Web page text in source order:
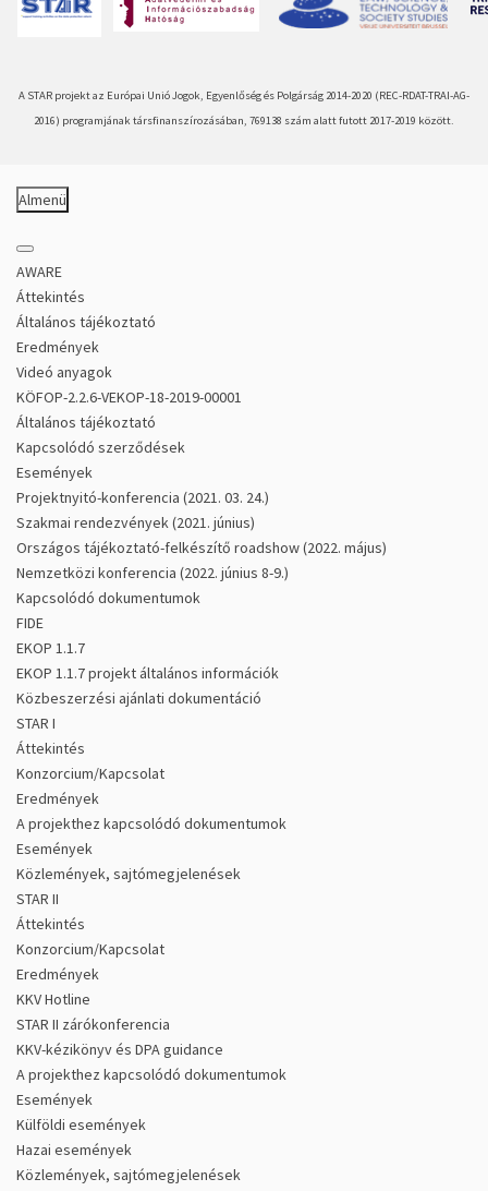
A STAR projekt az Európai Unió Jogok, Egyenlőség és Polgárság 2014-2020 (REC-RDAT-TRAI-AG-
2016) programjának társfinanszírozásában, 769138 szám alatt futott 2017-2019 között.
Almenü
AWARE
Áttekintés
Általános tájékoztató
Eredmények
Videó anyagok
KÖFOP-2.2.6-VEKOP-18-2019-00001
Általános tájékoztató
Kapcsolódó szerződések
Események
Projektnyitó-konferencia (2021. 03. 24.)
Szakmai rendezvények (2021. június)
Országos tájékoztató-felkészítő roadshow (2022. május)
Nemzetközi konferencia (2022. június 8-9.)
Kapcsolódó dokumentumok
FIDE
EKOP 1.1.7
EKOP 1.1.7 projekt általános információk
Közbeszerzési ajánlati dokumentáció
STAR I
Áttekintés
Konzorcium/Kapcsolat
Eredmények
A projekthez kapcsolódó dokumentumok
Események
Közlemények, sajtómegjelenések
STAR II
Áttekintés
Konzorcium/Kapcsolat
Eredmények
KKV Hotline
STAR II zárókonferencia
KKV-kézikönyv és DPA guidance
A projekthez kapcsolódó dokumentumok
Események
Külföldi események
Hazai események
Közlemények, sajtómegjelenések